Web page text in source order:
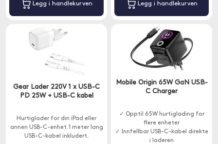
Legg i handlekurven Legg i handlekurven
Gear Lader 220V 1 x USB-C
PD 25W + USB-C kabel
Hurtiglader for din iPad eller
annen USB-C-enhet. 1 meter lang
USB-C-kabel inkludert.
Mobile Origin 65W GaN USB-
C Charger
✓ Opptil 65W hurtiglading for
flere enheter
✓ Innfellbar USB-C-kabel direkte
i laderen